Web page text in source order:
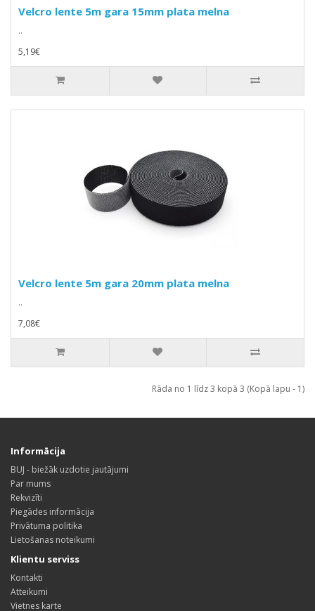
Velcro lente 5m gara 15mm plata melna
..
5,19€
Velcro lente 5m gara 20mm plata melna
..
7,08€
Rāda no 1 līdz 3 kopā 3 (Kopā lapu - 1)
Informācija
BUJ - biežāk uzdotie jautājumi
Par mums
Rekvizīti
Piegādes informācija
Privātuma politika
Lietošanas noteikumi
Klientu serviss
Kontakti
Atteikumi
Vietnes karte